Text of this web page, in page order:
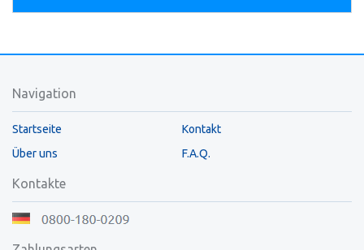
Navigation
Startseite
Kontakt
Über uns
F.A.Q.
Kontakte